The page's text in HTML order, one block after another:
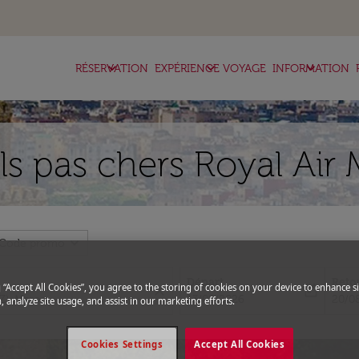
RÉSERVATION
keyboard_arrow_down EXPÉRIENCE VOYAGE
keyboard_arrow_down INFORMATION
keyboard_arrow_down
pas chers Royal Air
promoexpand_more
close
Départ
fc-booking-departure-date-aria-
13/08/2026
today
fc-
“Accept All Cookies”, you agree to the storing of cookies on your device to enhance
analyze site usage, and assist in our marketing efforts.
Accept All Cookies
Cookies Settings